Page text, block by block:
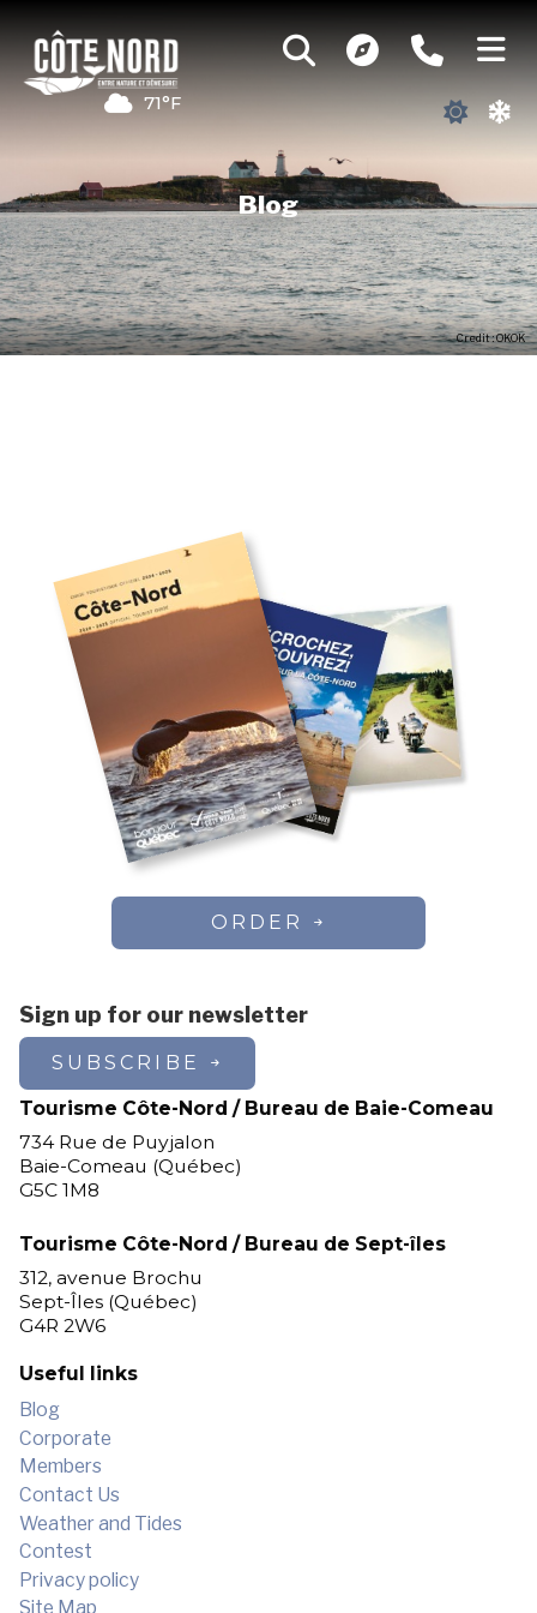
71°F
Blog
Credit : OKOK
ORDER
Sign up for our newsletter
SUBSCRIBE
Tourisme Côte-Nord / Bureau de Baie-Comeau
734 Rue de Puyjalon
Baie-Comeau (Québec)
G5C 1M8
Tourisme Côte-Nord / Bureau de Sept-îles
312, avenue Brochu
Sept-Îles (Québec)
G4R 2W6
Useful links
Blog
Corporate
Members
Contact Us
Weather and Tides
Contest
Privacy policy
Site Map